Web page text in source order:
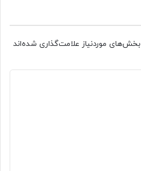
بخش‌های موردنیاز علامت‌گذاری شده‌اند